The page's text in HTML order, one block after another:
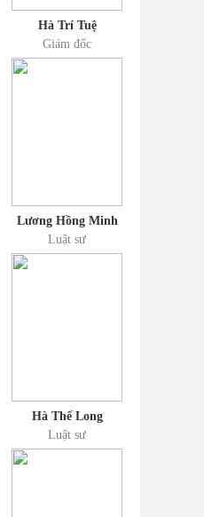
Hà Trí Tuệ
Giám đốc
Lương Hồng Minh
Luật sư
Hà Thế Long
Luật sư